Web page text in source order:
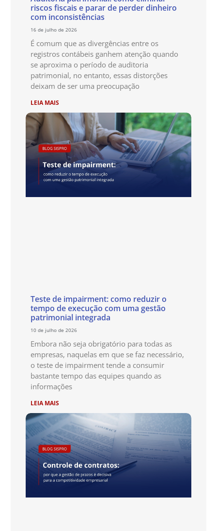
riscos fiscais e parar de perder dinheiro
com inconsistências
16 de julho de 2026
É comum que as divergências entre os
registros contábeis ganhem atenção quando
se aproxima o período de auditoria
patrimonial, no entanto, essas distorções
deixam de ser uma preocupação
LEIA MAIS
Teste de impairment: como reduzir o
tempo de execução com uma gestão
patrimonial integrada
10 de julho de 2026
Embora não seja obrigatório para todas as
empresas, naquelas em que se faz necessário,
o teste de impairment tende a consumir
bastante tempo das equipes quando as
informações
LEIA MAIS